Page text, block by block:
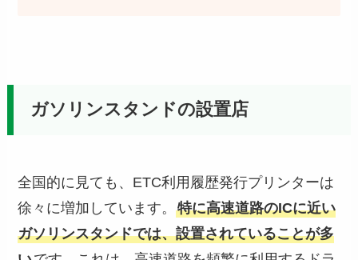
ガソリンスタンドの設置店
全国的に見ても、ETC利用履歴発行プリンターは
徐々に増加しています。特に高速道路のICに近い
ガソリンスタンドでは、設置されていることが多